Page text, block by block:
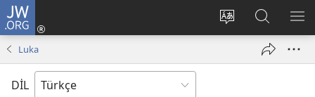
JW.ORG
Site
değiştir
Oturum
Aç
Sitede
Ara
Luka
DİL